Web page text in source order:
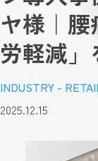
ヤ様｜
労軽減
INDUSTRY -
2025.12.15